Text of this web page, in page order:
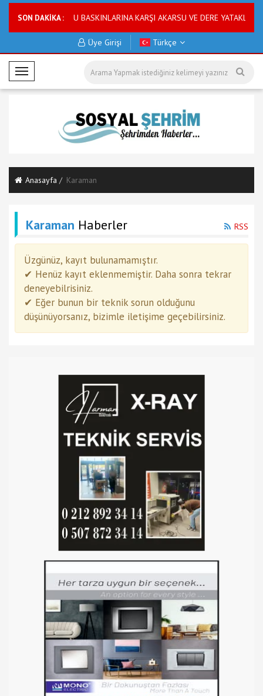
SON DAKİKA :ASKİ SU BASKINLARINA KARŞI AKARSU VE DERE YATAKLARINI
Üye Girişi Türkçe
M
o
üAnasayfa Karaman
Karaman Haberler RSS
Üzgünüz, kayıt bulunamamıştır.
✔ Henüz kayıt eklenmemiştir. Daha sonra tekrar
deneyebilrisiniz.
✔ Eğer bunun bir teknik sorun olduğunu
düşünüyorsanız, bizimle iletişime geçebilirsiniz.